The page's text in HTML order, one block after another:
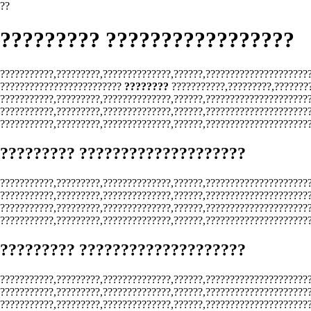
??
????????? ?????????????????
????????????????????????? ????????
????????? ????????????????????
????????? ????????????????????